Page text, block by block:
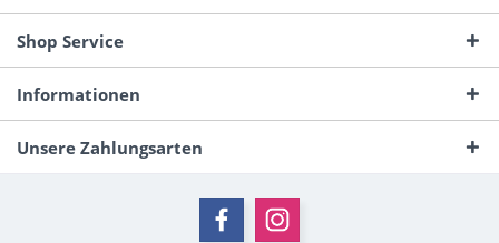
Shop Service
Informationen
Unsere Zahlungsarten